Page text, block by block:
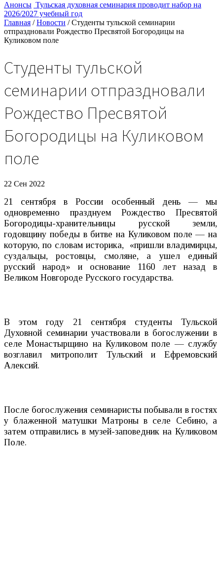
Анонсы Тульская духовная семинария проводит набор на
2026/2027 учебный год
Главная / Новости / Студенты тульской семинарии
отпраздновали Рождество Пресвятой Богородицы на
Куликовом поле
Студенты тульской
семинарии отпраздновали
Рождество Пресвятой
Богородицы на Куликовом
поле
22 Сен 2022
21 сентября в России особенный день — мы
одновременно празднуем Рождество Пресвятой
Богородицы-хранительницы русской земли,
годовщину победы в битве на Куликовом поле — на
которую, по словам историка, «пришли владимирцы,
суздальцы, ростовцы, смоляне, а ушел единый
русский народ» и основание 1160 лет назад в
Великом Новгороде Русского государства.
В этом году 21 сентября студенты Тульской
Духовной семинарии участвовали в богослужении в
селе Монастырщино на Куликовом поле — службу
возглавил митрополит Тульский и Ефремовский
Алексий.
После богослужения семинаристы побывали в гостях
у блаженной матушки Матроны в селе Себино, а
затем отправились в музей-заповедник на Куликовом
Поле.